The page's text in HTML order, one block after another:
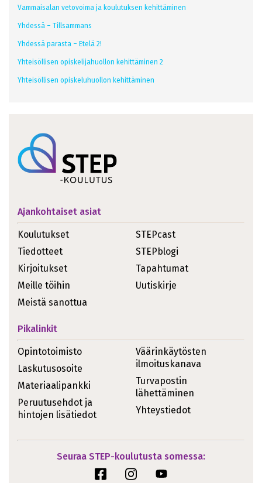
Vammaisalan vetovoima ja koulutuksen kehittäminen
Yhdessä – Tillsammans
Yhdessä parasta – Etelä 2!
Yhteisöllisen opiskelijahuollon kehittäminen 2
Yhteisöllisen opiskeluhuollon kehittäminen
Ajankohtaiset asiat
Koulutukset
Tiedotteet
Kirjoitukset
Meille töihin
Meistä sanottua
STEPcast
STEPblogi
Tapahtumat
Uutiskirje
Pikalinkit
Opintotoimisto
Laskutusosoite
Materiaalipankki
Peruutusehdot ja
hintojen lisätiedot
Väärinkäytösten
ilmoituskanava
Turvapostin
lähettäminen
Yhteystiedot
Seuraa STEP-koulutusta somessa: